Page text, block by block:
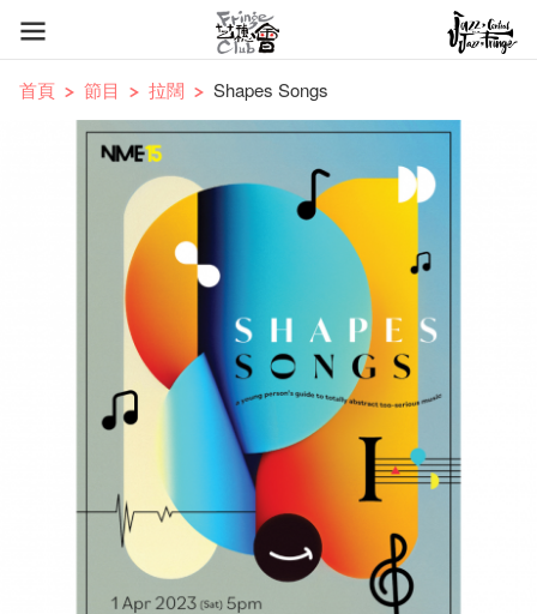
首頁 節目 拉闊 Shapes Songs